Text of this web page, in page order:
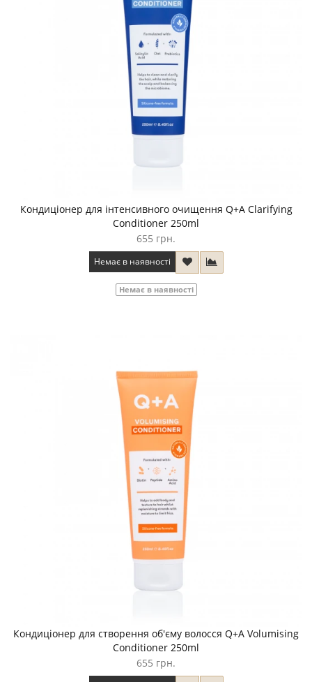
Кондиціонер для інтенсивного очищення Q+A Clarifying
Conditioner 250ml
655 грн.
Немає в наявності
Немає в наявності
Кондиціонер для створення об'єму волосся Q+A Volumising
Conditioner 250ml
655 грн.